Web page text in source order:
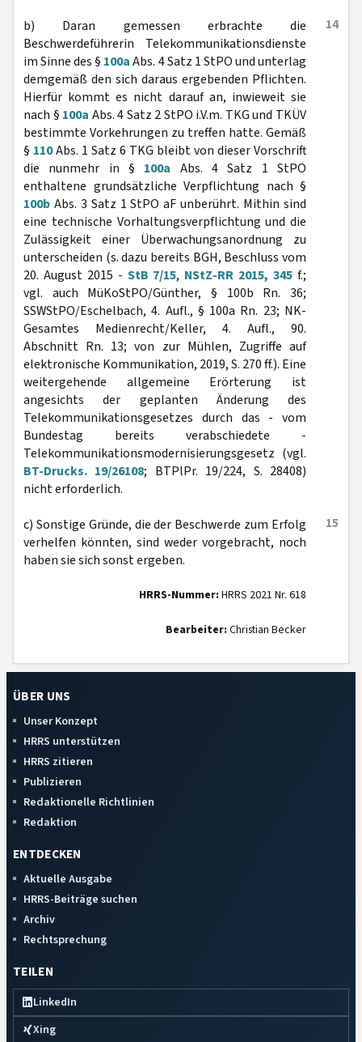
14
b) Daran gemessen erbrachte die
Beschwerdeführerin Telekommunikationsdienste
im Sinne des § 100aAbs. 4 Satz 1 StPO und unterlag
demgemäß den sich daraus ergebenden Pflichten.
Hierfür kommt es nicht darauf an, inwieweit sie
nach § 100a Abs. 4 Satz 2 StPO i.V.m. TKG und TKÜV
bestimmte Vorkehrungen zu treffen hatte. Gemäß
§ 110Abs. 1 Satz 6 TKG bleibt von dieser Vorschrift
die nunmehr in § 100a Abs. 4 Satz 1 StPO
enthaltene grundsätzliche Verpflichtung nach §
100b Abs. 3 Satz 1 StPO aF unberührt. Mithin sind
eine technische Vorhaltungsverpflichtung und die
Zulässigkeit einer Überwachungsanordnung zu
unterscheiden (s. dazu bereits BGH, Beschluss vom
20. August 2015 - StB 7/15, NStZ-RR 2015, 345 f.;
vgl. auch MüKoStPO/Günther, § 100b Rn. 36;
SSWStPO/Eschelbach, 4. Aufl., § 100a Rn. 23; NK-
Gesamtes Medienrecht/Keller, 4. Aufl., 90.
Abschnitt Rn. 13; von zur Mühlen, Zugriffe auf
elektronische Kommunikation, 2019, S. 270 ff.). Eine
weitergehende allgemeine Erörterung ist
angesichts der geplanten Änderung des
Telekommunikationsgesetzes durch das - vom
Bundestag bereits verabschiedete -
Telekommunikationsmodernisierungsgesetz (vgl.
BT-Drucks. 19/26108; BTPlPr. 19/224, S. 28408)
nicht erforderlich.
15
c) Sonstige Gründe, die der Beschwerde zum Erfolg
verhelfen könnten, sind weder vorgebracht, noch
haben sie sich sonst ergeben.
HRRS-Nummer: HRRS 2021 Nr. 618
Bearbeiter: Christian Becker
ÜBER UNS
Unser Konzept
HRRS unterstützen
HRRS zitieren
Publizieren
Redaktionelle Richtlinien
Redaktion
ENTDECKEN
Aktuelle Ausgabe
HRRS-Beiträge suchen
Archiv
Rechtsprechung
TEILEN
LinkedIn
Xing